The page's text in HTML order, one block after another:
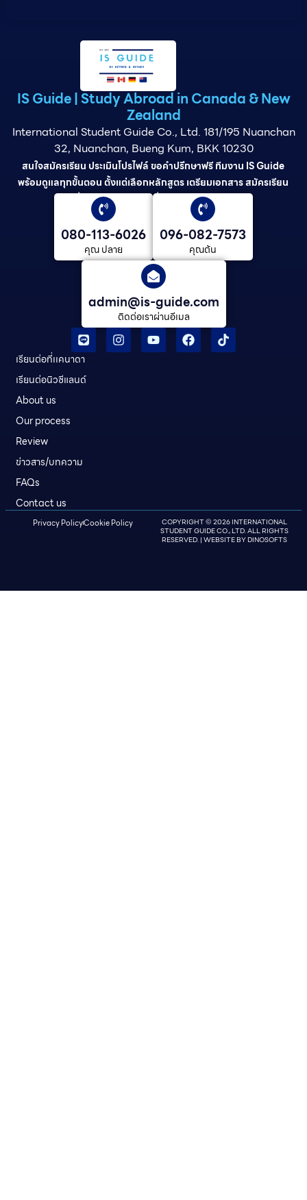
IS Guide | Study Abroad in Canada & New
Zealand
International Student Guide Co., Ltd. 181/195 Nuanchan
32, Nuanchan, Bueng Kum, BKK 10230
สนใจสมัครเรียน ประเมินโปรไฟล์ ขอคำปรึกษาฟรี ทีมงาน IS Guide
พร้อมดูแลทุกขั้นตอน ตั้งแต่เลือกหลักสูตร เตรียมเอกสาร สมัครเรียน
ยื่นวีซ่า และดูแลต่อเนื่องจนจบการศึกษา
080-113-6026
คุณ ปลาย
096-082-7573
คุณต้น
admin@is-guide.com
ติดต่อเราผ่านอีเมล
เรียนต่อที่เเคนาดา
เรียนต่อนิวซีแลนด์​
About us
Our process
Review
ข่าวสาร/บทความ
FAQs
Contact us
COPYRIGHT © 2026 INTERNATIONAL
STUDENT GUIDE CO., LTD. ALL RIGHTS
RESERVED. | WEBSITE BY DINOSOFTS
Privacy PolicyCookie Policy